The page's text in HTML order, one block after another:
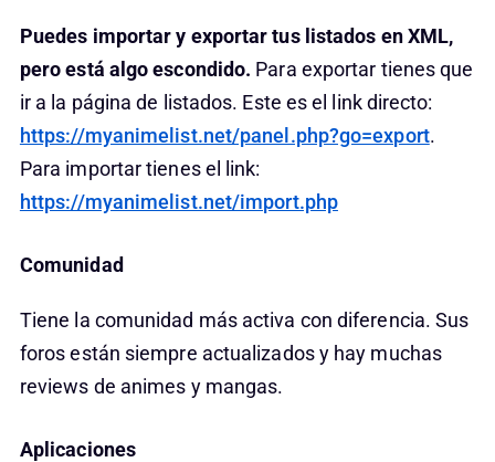
Puedes importar y exportar tus listados en XML,
pero está algo escondido. Para exportar tienes que
ir a la página de listados. Este es el link directo:
https://myanimelist.net/panel.php?go=export.
Para importar tienes el link:
https://myanimelist.net/import.php
Comunidad
Tiene la comunidad más activa con diferencia. Sus
foros están siempre actualizados y hay muchas
reviews de animes y mangas.
Aplicaciones